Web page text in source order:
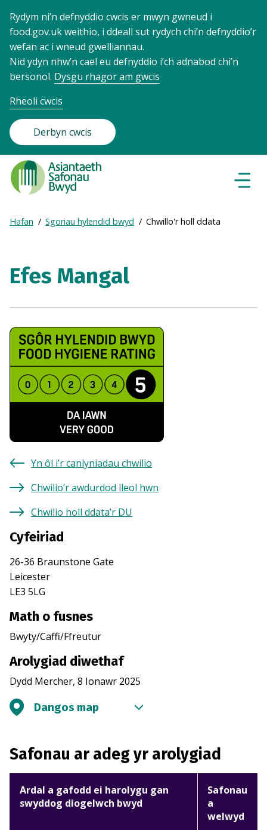
Rydym ni’n defnyddio cwcis er mwyn gwneud i
food.gov.uk weithio, i ddeall sut rydych chi’n defnyddio’r
wefan ac i wneud gwelliannau.
Nid ydyn nhw’n cael eu defnyddio i’ch adnabod chi’n
bersonol. Dysgu rhagor am gwcis
Rheoli cwcis
Derbyn cwcis
Food
Standards
Agency
Frontpage
Breadcrumb
Expand
breadcrumb
Hafan Sgoriau hylendid bwyd Chwillo'r holl ddata
Efes Mangal
Yn ôl i’r canlyniadau chwilio
Chwilio’r awdurdod lleol hwn
Chwilio holl ddata’r DU
Cyfeiriad
26-36 Braunstone Gate
Leicester
LE3 5LG
Math o fusnes
Bwyty/Caffi/Ffreutur
Arolygiad diwethaf
Dydd Mercher, 8 Ionawr 2025
Dangos map
Safonau ar adeg yr arolygiad
Ardal a gafodd ei harolygu gan
swyddog diogelwch bwyd
Safonau
a
welwyd